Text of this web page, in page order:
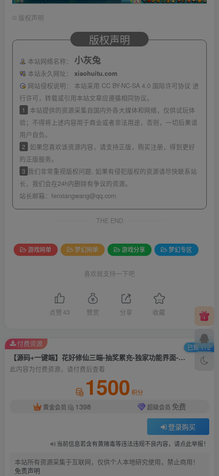
© 版权声明
版权声明
本站网络名称： 小灰兔
本站永久网址：
xiaohuitu.com
网站侵权说明：
本站采用 CC BY-NC-SA 4.0 国际许可协议 进
行许可，转载或引用本站文章应遵循相同协议。
1
本站提供的资源采集自国内外各大媒体和网络，仅供试玩体
验；不得将上述内容用于商业或者非法用途，否则，一切后果请
用户自负。
2
如果您喜欢该资源内容，请支持正版，购买注册，得到更好
的正版服务。
3 我们非常重视版权问题, 如果有侵犯版权的资源请尽快联系站
长，我们会在24h内删除有争议的资源。
站长邮箱： fenxiangwang@qq.com
THE END
游戏网单 梦幻网单 游戏分享 梦幻专区
喜欢就支持一下吧
点赞43 赞赏 分享 收藏
【源码+一键端】花好修仙三端-抽奖累充-独家功能界面-修仙模式等-玩法多
此内容为付费资源，请付费后查看
1500 积分
黄金会员
1398 超级会员 免费
登录购买
当前信息若含有黄赌毒等违法违规不良内容，请点此举报！
本站所有资源采集于互联网，仅供个人本地研究使用，禁止商用！
免责声明
付费资源 已售 172